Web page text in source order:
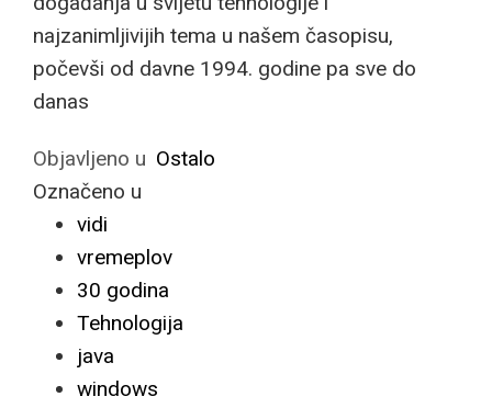
najzanimljivijih tema u našem časopisu,
počevši od davne 1994. godine pa sve do
danas
Objavljeno u Ostalo
Označeno u
vidi
vremeplov
30 godina
Tehnologija
java
windows